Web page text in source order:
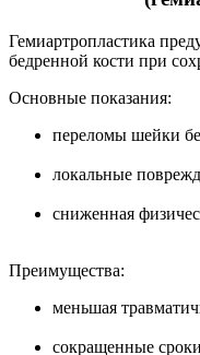
Гемиартропластика
бедренной кости при
Основные показания:
переломы шейки
локальные
сниженная
Преимущества:
меньшая
сокращенные